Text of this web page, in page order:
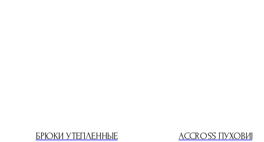
БРЮКИ УТЕПЛЕННЫЕ
ACCROSS ПУХОВИК